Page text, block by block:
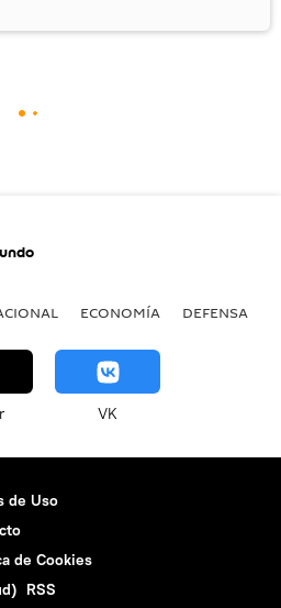
ECONOMÍA DEFENSA
VK
de Uso
de Cookies
RSS